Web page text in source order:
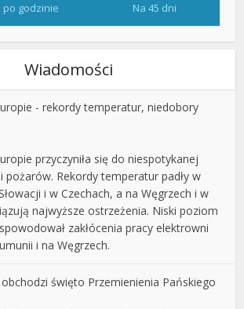
po godzinie Na 45 dni
Wiadomości
- rekordy temperatur, niedobory
przyczyniła się do niespotykanej
pożarów. Rekordy temperatur padły w
i w Czechach, a na Węgrzech i w
najwyższe ostrzeżenia. Niski poziom
zakłócenia pracy elektrowni
i na Węgrzech.
święto Przemienienia Pańskiego